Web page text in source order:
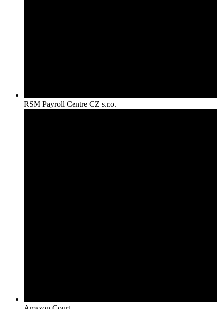
RSM Payroll Centre CZ s.r.o.